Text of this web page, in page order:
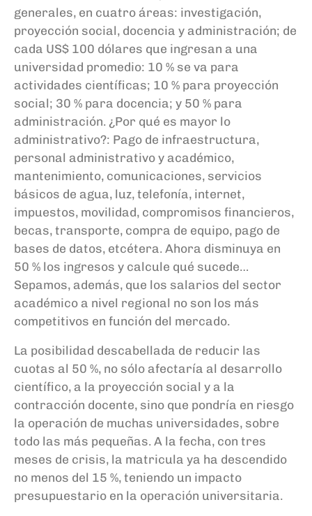
generales, en cuatro áreas: investigación,
proyección social, docencia y administración; de
cada US$ 100 dólares que ingresan a una
universidad promedio: 10 % se va para
actividades científicas; 10 % para proyección
social; 30 % para docencia; y 50 % para
administración. ¿Por qué es mayor lo
administrativo?: Pago de infraestructura,
personal administrativo y académico,
mantenimiento, comunicaciones, servicios
básicos de agua, luz, telefonía, internet,
impuestos, movilidad, compromisos financieros,
becas, transporte, compra de equipo, pago de
bases de datos, etcétera. Ahora disminuya en
50 % los ingresos y calcule qué sucede…
Sepamos, además, que los salarios del sector
académico a nivel regional no son los más
competitivos en función del mercado.
La posibilidad descabellada de reducir las
cuotas al 50 %, no sólo afectaría al desarrollo
científico, a la proyección social y a la
contracción docente, sino que pondría en riesgo
la operación de muchas universidades, sobre
todo las más pequeñas. A la fecha, con tres
meses de crisis, la matricula ya ha descendido
no menos del 15 %, teniendo un impacto
presupuestario en la operación universitaria.